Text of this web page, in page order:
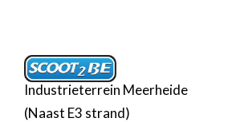
Industrieterrein Meerheide
(Naast E3 strand)